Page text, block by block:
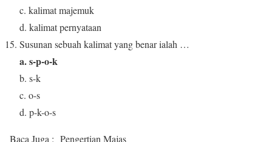
c. kalimat majemuk
d. kalimat pernyataan
Susunan sebuah kalimat yang benar ialah …
a. s-p-o-k
b. s-k
c. o-s
d. p-k-o-s
Baca Juga : Pengertian Majas